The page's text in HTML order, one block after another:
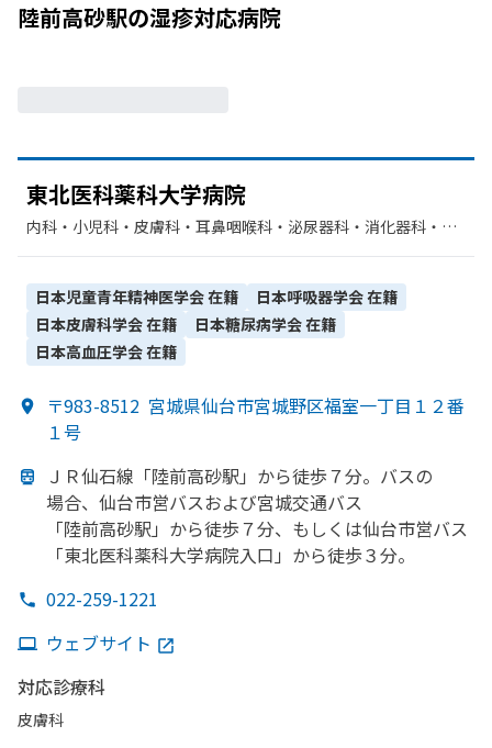
陸前高砂駅の湿疹対応病院
東北医科薬科大学病院
内科・​小児科・​皮膚科・​耳鼻咽喉科・​泌尿器科・​消化器科・​呼
婦人科・​緩和ケア・​神経内科・​眼科・​臨床検査・病理診断・​呼
吸器科・​腎臓内科・外科・​外科・​血液内科・​脳神経外科・​救急
科・​心臓血管外科・​産科・​リハビリテーション・​感染症内科・​
放射線科・​乳腺外科・​麻酔科・​歯科・​形成外科・​腫瘍内科・外
日本児童青年精神医学会在籍 日本呼吸器学会在籍
日本皮膚科学会在籍 日本糖尿病学会在籍
日本高血圧学会在籍
〒983-8512 宮城県仙台市宮城野区福室一丁目１２番
１号
ＪＲ仙石線 「陸前高砂駅」から徒歩７分。 バスの
場合、 仙台市営バスおよび宮城交通バス
「陸前高砂駅」から徒歩７分、 もしくは仙台市営バス
「東北医科薬科大学病院入口」から徒歩３分。
022-259-1221
ウェブサイト
対応診療科
皮膚科